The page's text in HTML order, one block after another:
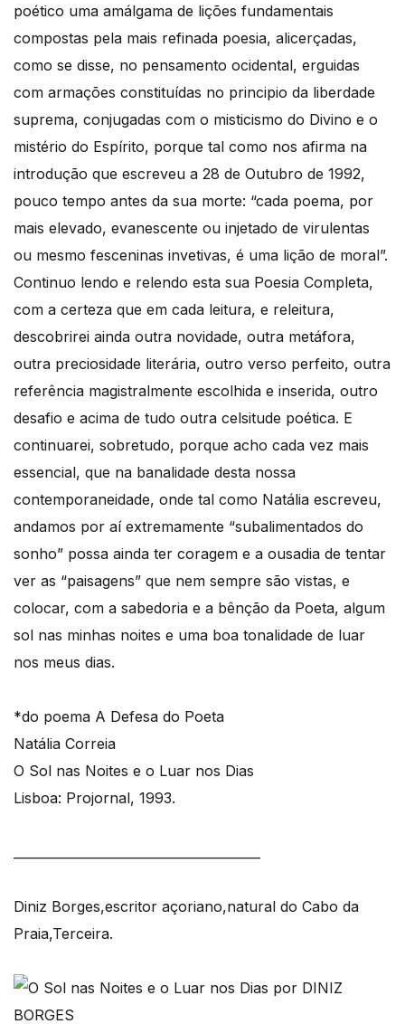
poético uma amálgama de lições fundamentais
compostas pela mais refinada poesia, alicerçadas,
como se disse, no pensamento ocidental, erguidas
com armações constituídas no principio da liberdade
suprema, conjugadas com o misticismo do Divino e o
mistério do Espírito, porque tal como nos afirma na
introdução que escreveu a 28 de Outubro de 1992,
pouco tempo antes da sua morte: “cada poema, por
mais elevado, evanescente ou injetado de virulentas
ou mesmo fesceninas invetivas, é uma lição de moral”.
Continuo lendo e relendo esta sua Poesia Completa,
com a certeza que em cada leitura, e releitura,
descobrirei ainda outra novidade, outra metáfora,
outra preciosidade literária, outro verso perfeito, outra
referência magistralmente escolhida e inserida, outro
desafio e acima de tudo outra celsitude poética. E
continuarei, sobretudo, porque acho cada vez mais
essencial, que na banalidade desta nossa
contemporaneidade, onde tal como Natália escreveu,
andamos por aí extremamente “subalimentados do
sonho” possa ainda ter coragem e a ousadia de tentar
ver as “paisagens” que nem sempre são vistas, e
colocar, com a sabedoria e a bênção da Poeta, algum
sol nas minhas noites e uma boa tonalidade de luar
nos meus dias.
*do poema A Defesa do Poeta
Natália Correia
O Sol nas Noites e o Luar nos Dias
Lisboa: Projornal, 1993.
Diniz Borges,escritor açoriano,natural do Cabo da
Praia,Terceira.